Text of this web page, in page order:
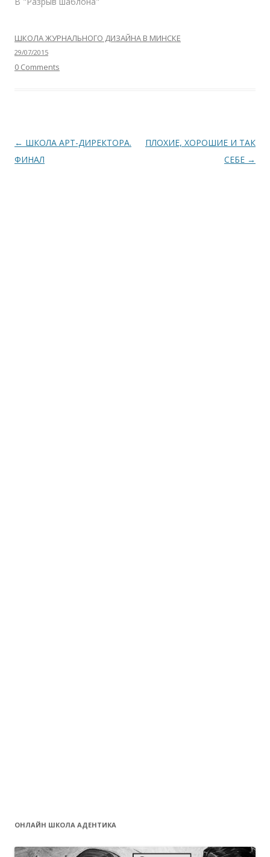
ШКОЛА ЖУРНАЛЬНОГО ДИЗАЙНА В МИНСКЕ
29/07/2015
0 Comments
Навигация
по
← ШКОЛА АРТ-ДИРЕКТОРА.
ФИНАЛ
ПЛОХИЕ, ХОРОШИЕ И ТАК
СЕБЕ →
ОНЛАЙН ШКОЛА АДЕНТИКА